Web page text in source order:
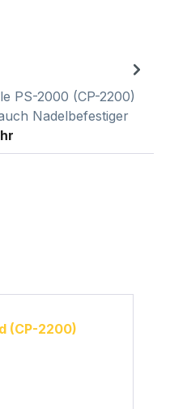
PS-2000 (CP-2200)
Nadelbefestiger